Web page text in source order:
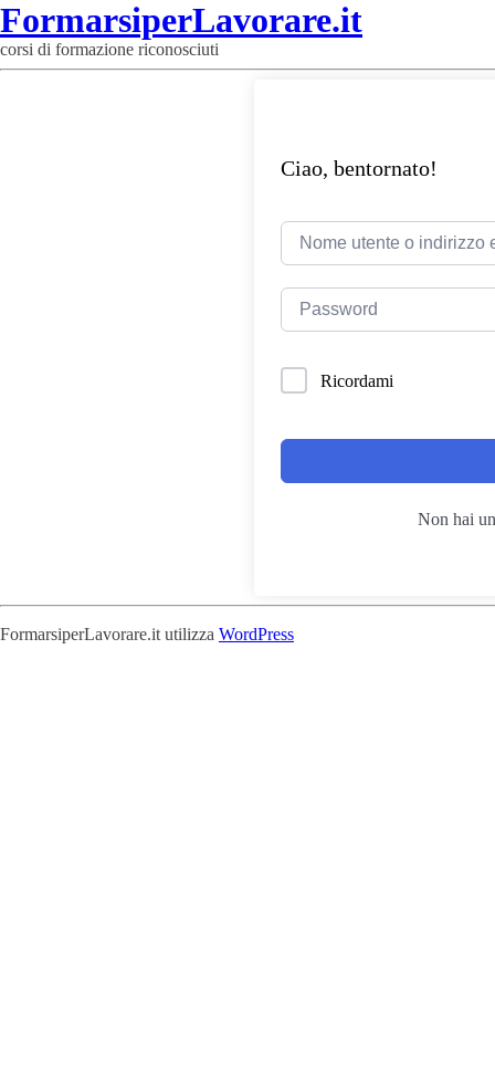
FormarsiperLavorare.it
corsi di formazione riconosciuti
Ciao, bentornato!
Ricordami
Non hai
FormarsiperLavorare.it utilizza WordPress